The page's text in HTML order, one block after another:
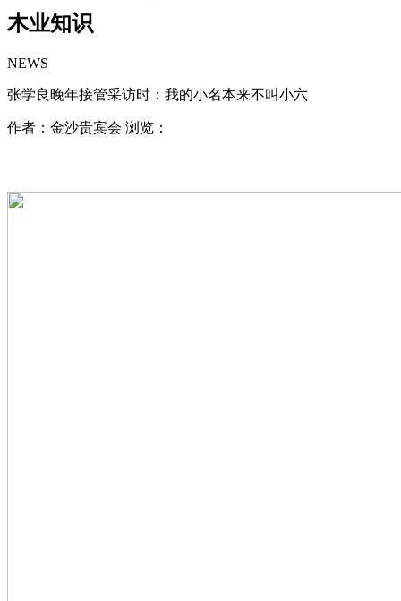
木业知识
NEWS
张学良晚年接管采访时：我的小名本来不叫小六
作者：金沙贵宾会 浏览：